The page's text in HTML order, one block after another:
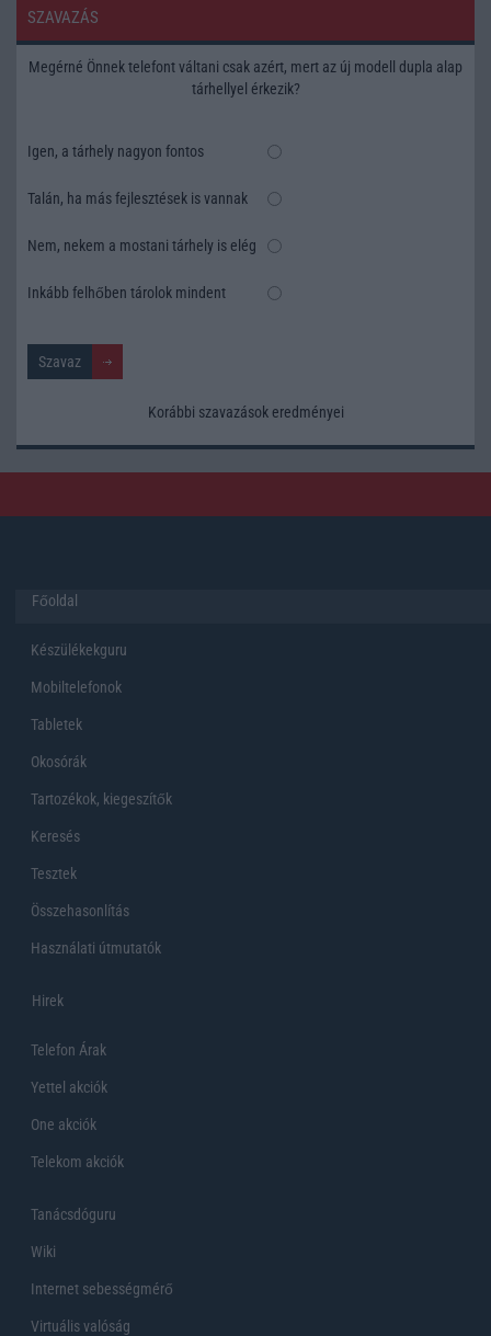
SZAVAZÁS
Megérné Önnek telefont váltani csak azért, mert az új modell dupla alap
tárhellyel érkezik?
Igen, a tárhely nagyon fontos
Talán, ha más fejlesztések is vannak
Nem, nekem a mostani tárhely is elég
Inkább felhőben tárolok mindent
Korábbi szavazások eredményei
Főoldal
Készülékekguru
Mobiltelefonok
Tabletek
Okosórák
Tartozékok, kiegeszítők
Keresés
Tesztek
Összehasonlítás
Használati útmutatók
Hirek
Telefon Árak
Yettel akciók
One akciók
Telekom akciók
Tanácsdóguru
Wiki
Internet sebességmérő
Virtuális valóság